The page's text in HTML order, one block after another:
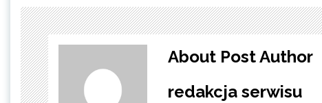
About Post Author
redakcja serwisu